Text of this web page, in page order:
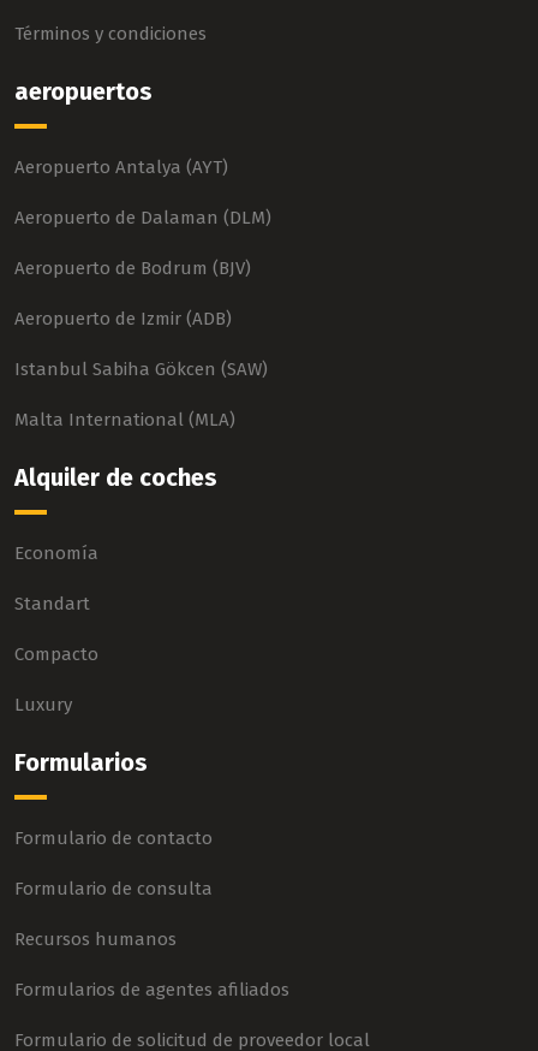
Términos y condiciones
aeropuertos
Aeropuerto Antalya (AYT)
Aeropuerto de Dalaman (DLM)
Aeropuerto de Bodrum (BJV)
Aeropuerto de Izmir (ADB)
Istanbul Sabiha Gökcen (SAW)
Malta International (MLA)
Alquiler de coches
Economía
Standart
Compacto
Luxury
Formularios
Formulario de contacto
Formulario de consulta
Recursos humanos
Formularios de agentes afiliados
Formulario de solicitud de proveedor local